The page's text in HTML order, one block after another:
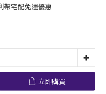
帶宅配免運優惠
立即購買